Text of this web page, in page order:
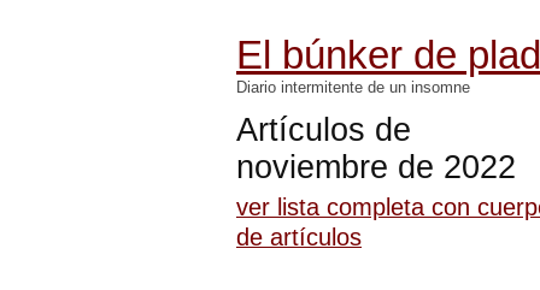
El búnker de
Diario intermitente de un insomne
Artículos de
noviembre de 2022
ver lista completa con
de artículos